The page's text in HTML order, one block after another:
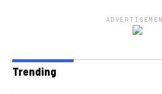
Trending